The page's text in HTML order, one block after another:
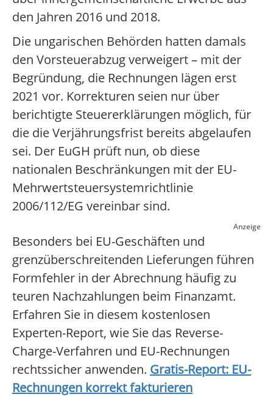
den Jahren 2016 und 2018.
Die ungarischen Behörden hatten damals
den Vorsteuerabzug verweigert – mit der
Begründung, die Rechnungen lägen erst
2021 vor. Korrekturen seien nur über
berichtigte Steuererklärungen möglich, für
die die Verjährungsfrist bereits abgelaufen
sei. Der EuGH prüft nun, ob diese
nationalen Beschränkungen mit der EU-
Mehrwertsteuersystemrichtlinie
2006/112/EG vereinbar sind.
Anzeige
Besonders bei EU-Geschäften und
grenzüberschreitenden Lieferungen führen
Formfehler in der Abrechnung häufig zu
teuren Nachzahlungen beim Finanzamt.
Erfahren Sie in diesem kostenlosen
Experten-Report, wie Sie das Reverse-
Charge-Verfahren und EU-Rechnungen
rechtssicher anwenden. Gratis-Report: EU-
Rechnungen korrekt fakturieren